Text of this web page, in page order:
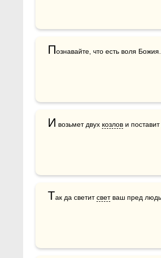
Познавайте, что есть воля Божия.
И возьмет двух козлов и
Так да светит свет ваш пред